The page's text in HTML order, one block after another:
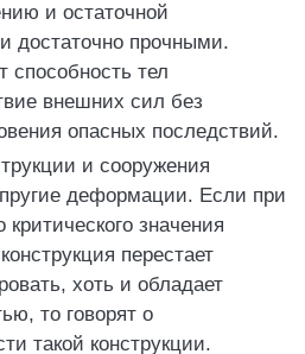
и остаточной
достаточно прочными.
способность тел
внешних сил без
опасных последствий.
и сооружения
деформации. Если при
значения
перестает
хоть и обладает
то говорят о
такой конструкции.